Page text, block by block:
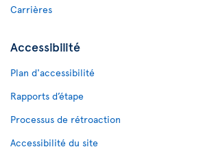
Carrières
Accessibilité
Plan d'accessibilité
Rapports d’étape
Processus de rétroaction
Accessibilité du site